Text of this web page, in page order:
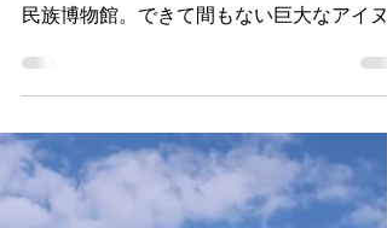
職人タカシ
ウポポイ民族共生象徴空間でア
イヌ文化を体験
ウポポイに行ったのでレビューです。正式
称はウポポイ民族共生象徴空間・国立アイ